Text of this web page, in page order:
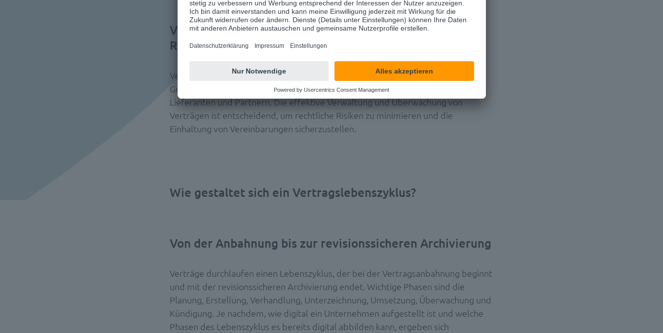
Vertragsüberwachung als Kerntätigkeit in der
Rechtsabteilung
Verträge sind inRechtsabteilungen
von Unternehmen eine unverzichtbare
Grundlage für die Geschäftsabwicklung. Sie regeln die Beziehungen zu Kunden,
Lieferanten und Partnern. Die effektive Verwaltung und Überwachung von
Verträgen ist entscheidend, um rechtliche Risiken zu minimieren und die
Einhaltung von Vereinbarungen sicherzustellen.
Wie gestaltet sich ein Vertragslebenszyklus?
Von der Anbahnung bis zur revisionssicheren Archivierung
Verträge durchlaufen einen Lebenszyklus, der bei der Vertragsanbahnung beginnt
und mit der revisionssicheren Archivierung endet. Wichtige Phasen sind die
Planung, Erstellung, Verhandlung, Unterzeichnung, Umsetzung, Überwachung und
Kündigung. Je nachdem, wie digital ein Unternehmen aufgestellt ist und welche
Phasen des Lebenszyklus es bereits digital abbilden kann, ergeben sich